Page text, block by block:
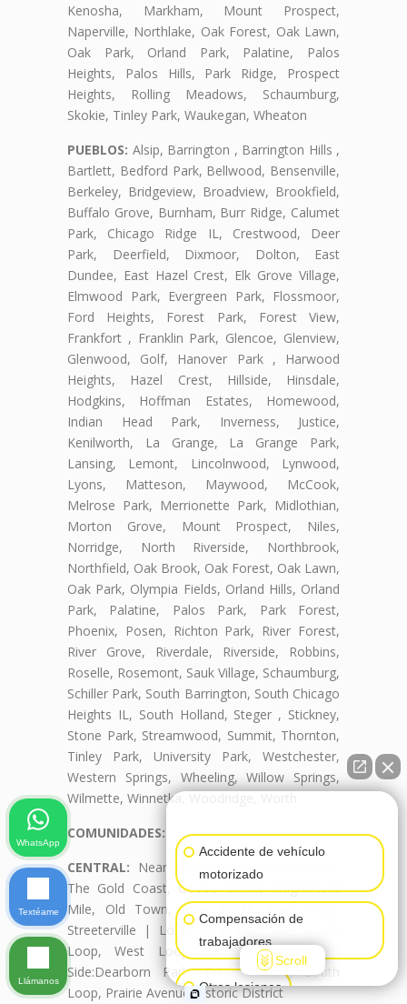
Kenosha, Markham, Mount Prospect,
Naperville, Northlake, Oak Forest, Oak Lawn,
Oak Park, Orland Park, Palatine, Palos
Heights, Palos Hills, Park Ridge, Prospect
Heights, Rolling Meadows, Schaumburg,
Skokie, Tinley Park, Waukegan, Wheaton
PUEBLOS: Alsip, Barrington , Barrington Hills ,
Bartlett, Bedford Park, Bellwood, Bensenville,
Berkeley, Bridgeview, Broadview, Brookfield,
Buffalo Grove, Burnham, Burr Ridge, Calumet
Park, Chicago Ridge IL, Crestwood, Deer
Park, Deerfield, Dixmoor, Dolton, East
Dundee, East Hazel Crest, Elk Grove Village,
Elmwood Park, Evergreen Park, Flossmoor,
Ford Heights, Forest Park, Forest View,
Frankfort , Franklin Park, Glencoe, Glenview,
Glenwood, Golf, Hanover Park , Harwood
Heights, Hazel Crest, Hillside, Hinsdale,
Hodgkins, Hoffman Estates, Homewood,
Indian Head Park, Inverness, Justice,
Kenilworth, La Grange, La Grange Park,
Lansing, Lemont, Lincolnwood, Lynwood,
Lyons, Matteson, Maywood, McCook,
Melrose Park, Merrionette Park, Midlothian,
Morton Grove, Mount Prospect, Niles,
Norridge, North Riverside, Northbrook,
Northfield, Oak Brook, Oak Forest, Oak Lawn,
Oak Park, Olympia Fields, Orland Hills, Orland
Park, Palatine, Palos Park, Park Forest,
Phoenix, Posen, Richton Park, River Forest,
River Grove, Riverdale, Riverside, Robbins,
Roselle, Rosemont, Sauk Village, Schaumburg,
Schiller Park, South Barrington, South Chicago
Heights IL, South Holland, Steger , Stickney,
Stone Park, Streamwood, Summit, Thornton,
Tinley Park, University Park, Westchester,
Western Springs, Wheeling, Willow Springs,
Wilmette, Winnetka, Woodridge, Worth
COMUNIDADES:
CENTRAL: Near North Side: Cabrini–Green,
The Gold Coast, Goose Island, Magnificent
Mile, Old Town, River North, River West,
Streeterville | Loop: Near East Side, South
Loop, West Loop Gate | Near South
Side:Dearborn Park, Printer's Row, South
Loop, Prairie Avenue Historic District
Accidente de vehículo
motorizado
Compensación de
trabajadores
Otras lesiones
Scroll
WhatsApp
Textéame
Llámanos